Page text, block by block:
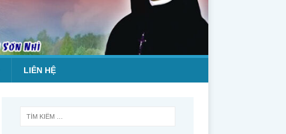
LIÊN HỆ